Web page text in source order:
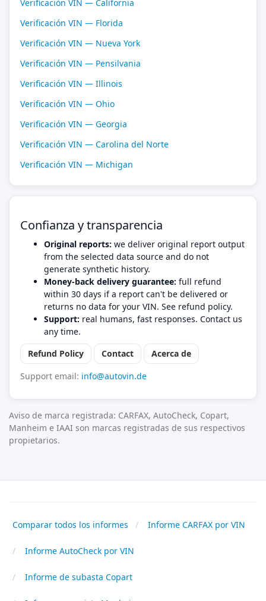
Verificación VIN — California
Verificación VIN — Florida
Verificación VIN — Nueva York
Verificación VIN — Pensilvania
Verificación VIN — Illinois
Verificación VIN — Ohio
Verificación VIN — Georgia
Verificación VIN — Carolina del Norte
Verificación VIN — Michigan
Confianza y transparencia
Original reports: we deliver original report output
from the selected data source and do not
generate synthetic history.
Money-back delivery guarantee: full refund
within 30 days if a report can't be delivered or
returns no data for your VIN. See refund policy.
Support: real humans, fast responses. Contact us
any time.
Refund Policy
Contact
Acerca de
Support email: info@autovin.de
Aviso de marca registrada: CARFAX, AutoCheck, Copart,
Manheim e IAAI son marcas registradas de sus respectivos
propietarios.
Comparar todos los informes Informe CARFAX por VIN
Informe AutoCheck por VIN
Informe de subasta Copart